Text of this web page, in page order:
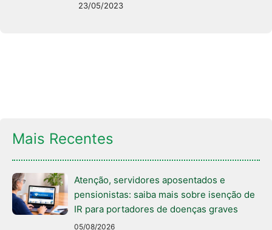
23/05/2023
Mais Recentes
Atenção, servidores aposentados e
pensionistas: saiba mais sobre isenção de
IR para portadores de doenças graves
05/08/2026